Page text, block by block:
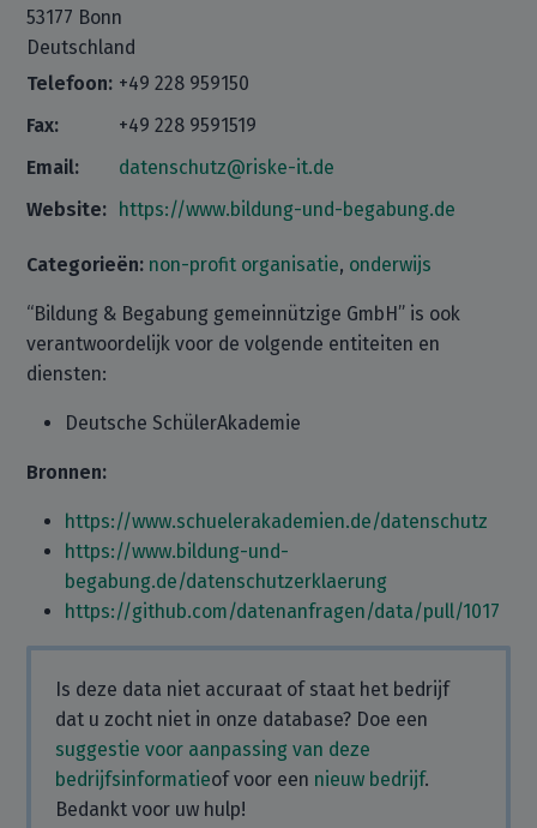
53177 Bonn
Deutschland
Telefoon: +49 228 959150
Fax:
+49 228 9591519
Email:
datenschutz@riske-it.de
Website: https://www.bildung-und-begabung.de
Categorieën: non-profit organisatie, onderwijs
“Bildung & Begabung gemeinnützige GmbH” is ook
verantwoordelijk voor de volgende entiteiten en
diensten:
Deutsche SchülerAkademie
Bronnen:
https://www.schuelerakademien.de/datenschutz
https://www.bildung-und-
begabung.de/datenschutzerklaerung
https://github.com/datenanfragen/data/pull/1017
Is deze data niet accuraat of staat het bedrijf
dat u zocht niet in onze database? Doe een
suggestie voor aanpassing van deze
bedrijfsinformatieof voor een nieuw bedrijf.
Bedankt voor uw hulp!